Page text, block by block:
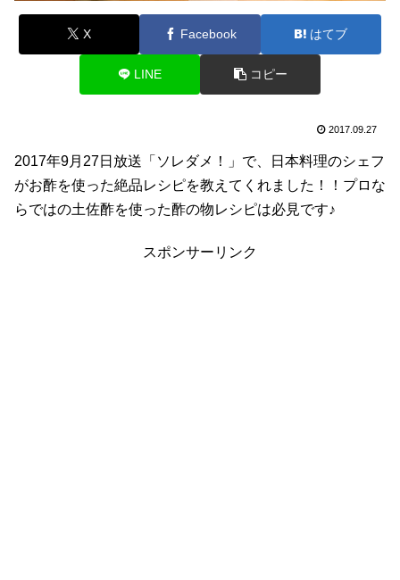
X Facebook はてブ
LINE コピー
2017.09.27
2017年9月27日放送「ソレダメ！」で、日本料理のシェフ
がお酢を使った絶品レシピを教えてくれました！！プロな
らではの土佐酢を使った酢の物レシピは必見です♪
スポンサーリンク